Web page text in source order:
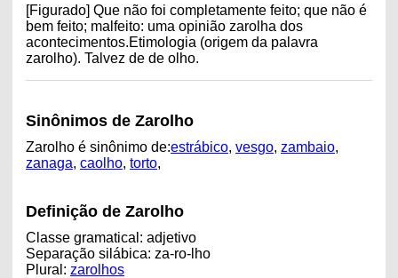
[Figurado] Que não foi completamente feito; que não é
bem feito; malfeito: uma opinião zarolha dos
acontecimentos.Etimologia (origem da palavra
zarolho). Talvez de de olho.
Sinônimos de Zarolho
Zarolho é sinônimo de:estrábico, vesgo, zambaio,
zanaga, caolho, torto,
Definição de Zarolho
Classe gramatical: adjetivo
Separação silábica: za-ro-lho
Plural: zarolhos